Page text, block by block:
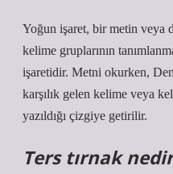
Yoğun işaret, bir metin veya
kelime gruplarının
işaretidir. Metni okurken,
karşılık gelen kelime veya
yazıldığı çizgiye getirilir.
Ters tırnak